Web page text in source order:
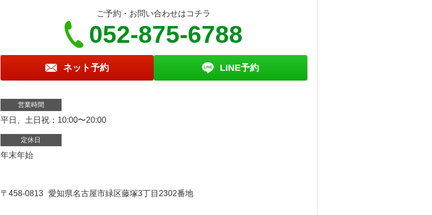
ご予約・お問い合わせはコチラ
052-875-6788
ネット予約 LINE予約
営業時間
平日、土日祝：10:00〜20:00
定休日
年末年始
〒458-0813 愛知県名古屋市緑区藤塚3丁目2302番地